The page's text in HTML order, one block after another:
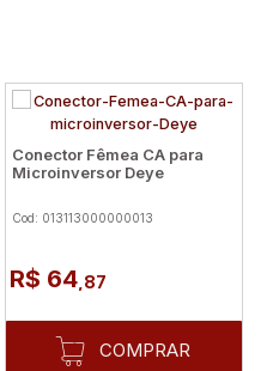
Conector Fêmea CA para
Microinversor Deye
Cod: 013113000000013
R$ 64 ,87
COMPRAR